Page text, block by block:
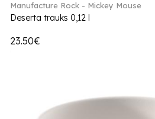
Manufacture Rock - Mickey Mouse
Deserta trauks 0,12 l
23.50€